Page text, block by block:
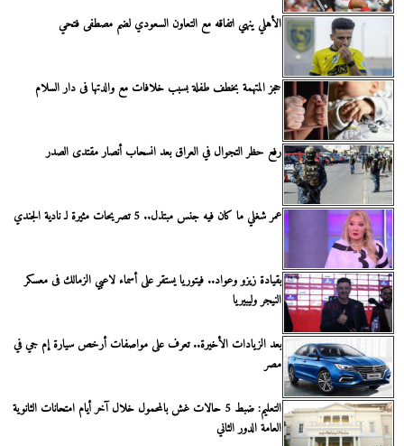
الأهلي ينهي اتفاقه مع التعاون السعودي لضم مصطفى فتحي
حجز المتهمة بخطف طفلة بسبب خلافات مع والدتها فى دار السلام
رفع حظر التجوال في العراق بعد انسحاب أنصار مقتدى الصدر
عمر شغلي ما كان فيه جنس مبتذل.. 5 تصريحات مثيرة لـ نادية الجندي
بقيادة زيزو وعواد.. فيتوريا يستقر على أسماء لاعبي الزمالك فى معسكر
النيجر وليبيريا
بعد الزيادات الأخيرة.. تعرف على مواصفات أرخص سيارة إم جي في
مصر
التعليم: ضبط 5 حالات غش بالمحمول خلال آخر أيام امتحانات الثانوية
العامة الدور الثاني